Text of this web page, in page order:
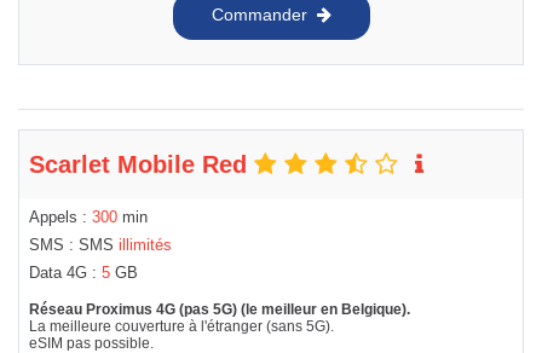
Commander
Scarlet Mobile Red
Appels : 300 min
SMS : SMS illimités
Data 4G : 5 GB
Réseau Proximus 4G (pas 5G) (le meilleur en Belgique).
La meilleure couverture à l'étranger (sans 5G).
eSIM pas possible.